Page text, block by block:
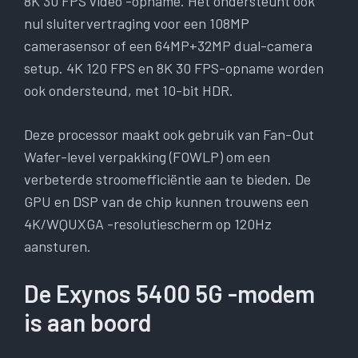
nul sluitervertraging voor een 108MP
camerasensor of een 64MP+32MP dual-camera
setup. 4K 120 FPS en 8K 30 FPS-opname worden
ook ondersteund, met 10-bit HDR.
Deze processor maakt ook gebruik van Fan-Out
Wafer-level verpakking (FOWLP) om een ​​
verbeterde stroomefficiëntie aan te bieden. De
GPU en DSP van de chip kunnen trouwens een
4K/WQUXGA -resolutiescherm op 120Hz
aansturen.
De Exynos 5400 5G -modem
is aan boord